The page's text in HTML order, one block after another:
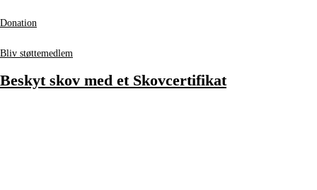
Donation
Bliv støttemedlem
Beskyt skov med et Skovcertifikat